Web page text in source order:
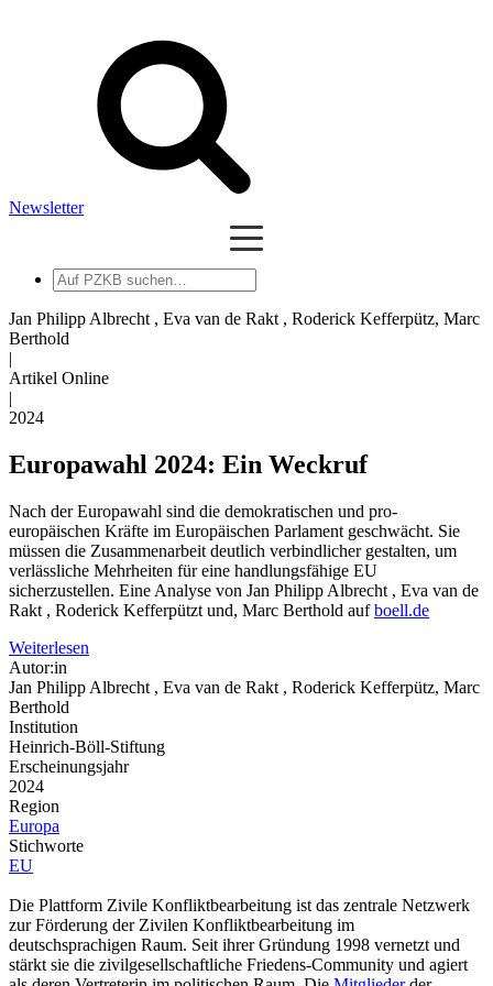
Newsletter
Auf
PZKB
suchen
Jan Philipp Albrecht , Eva van de Rakt , Roderick Kefferpütz, Marc
Berthold
|
Artikel Online
|
2024
Europawahl 2024: Ein Weckruf
Nach der Europawahl sind die demokratischen und pro-
europäischen Kräfte im Europäischen Parlament geschwächt. Sie
müssen die Zusammenarbeit deutlich verbindlicher gestalten, um
verlässliche Mehrheiten für eine handlungsfähige EU
sicherzustellen. Eine Analyse von Jan Philipp Albrecht , Eva van de
Rakt , Roderick Kefferpützt und, Marc Berthold aufboell.de
Weiterlesen
Autor:in
Jan Philipp Albrecht , Eva van de Rakt , Roderick Kefferpütz, Marc
Berthold
Institution
Heinrich-Böll-Stiftung
Erscheinungsjahr
2024
Region
Europa
Stichworte
EU
Die Plattform Zivile Konfliktbearbeitung ist das zentrale Netzwerk
zur Förderung der Zivilen Konfliktbearbeitung im
deutschsprachigen Raum. Seit ihrer Gründung 1998 vernetzt und
stärkt sie die zivilgesellschaftliche Friedens-Community und agiert